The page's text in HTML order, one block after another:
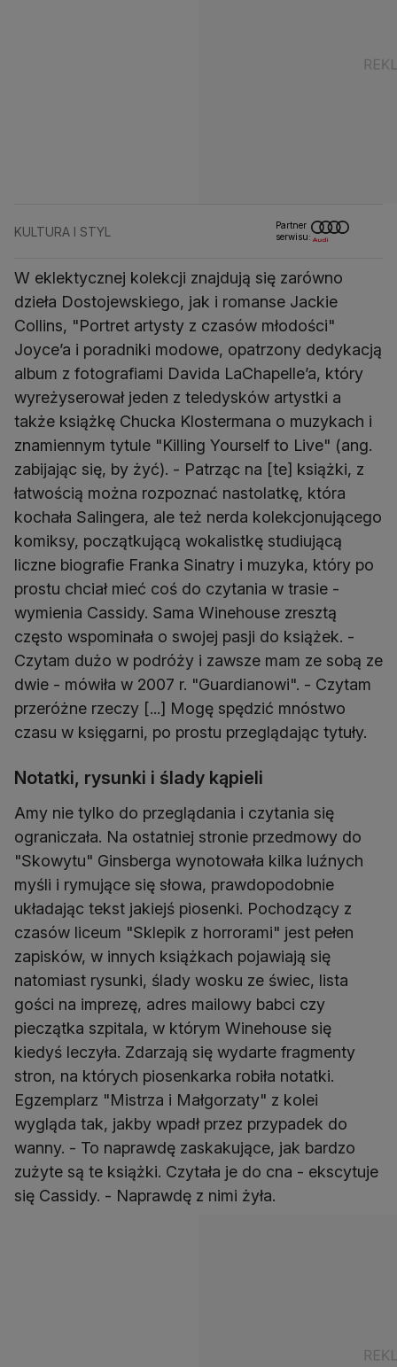
KULTURA I STYL
Partner
serwisu:
W eklektycznej kolekcji znajdują się zarówno
dzieła Dostojewskiego, jak i romanse Jackie
Collins, "Portret artysty z czasów młodości"
Joyce’a i poradniki modowe, opatrzony dedykacją
album z fotografiami Davida LaChapelle’a, który
wyreżyserował jeden z teledysków artystki a
także książkę Chucka Klostermana o muzykach i
znamiennym tytule "Killing Yourself to Live" (ang.
zabijając się, by żyć). - Patrząc na [te] książki, z
łatwością można rozpoznać nastolatkę, która
kochała Salingera, ale też nerda kolekcjonującego
komiksy, początkującą wokalistkę studiującą
liczne biografie Franka Sinatry i muzyka, który po
prostu chciał mieć coś do czytania w trasie -
wymienia Cassidy. Sama Winehouse zresztą
często wspominała o swojej pasji do książek. -
Czytam dużo w podróży i zawsze mam ze sobą ze
dwie - mówiła w 2007 r. "Guardianowi". - Czytam
przeróżne rzeczy [...] Mogę spędzić mnóstwo
czasu w księgarni, po prostu przeglądając tytuły.
Notatki, rysunki i ślady kąpieli
Amy nie tylko do przeglądania i czytania się
ograniczała. Na ostatniej stronie przedmowy do
"Skowytu" Ginsberga wynotowała kilka luźnych
myśli i rymujące się słowa, prawdopodobnie
układając tekst jakiejś piosenki. Pochodzący z
czasów liceum "Sklepik z horrorami" jest pełen
zapisków, w innych książkach pojawiają się
natomiast rysunki, ślady wosku ze świec, lista
gości na imprezę, adres mailowy babci czy
pieczątka szpitala, w którym Winehouse się
kiedyś leczyła. Zdarzają się wydarte fragmenty
stron, na których piosenkarka robiła notatki.
Egzemplarz "Mistrza i Małgorzaty" z kolei
wygląda tak, jakby wpadł przez przypadek do
wanny. - To naprawdę zaskakujące, jak bardzo
zużyte są te książki. Czytała je do cna - ekscytuje
się Cassidy. - Naprawdę z nimi żyła.